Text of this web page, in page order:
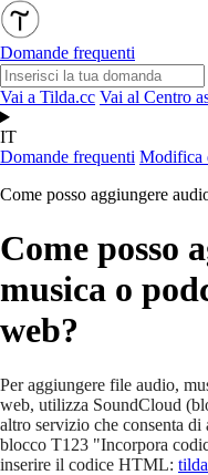
Domande frequenti
Vai a Tilda.cc Vai al Centro
IT
Domande frequenti Modifica
Come posso aggiungere
Come posso
musica o
web?
Per aggiungere file audio,
web, utilizza SoundCloud
altro servizio che consenta
blocco T123 "Incorpora
inserire il codice HTML: tilda